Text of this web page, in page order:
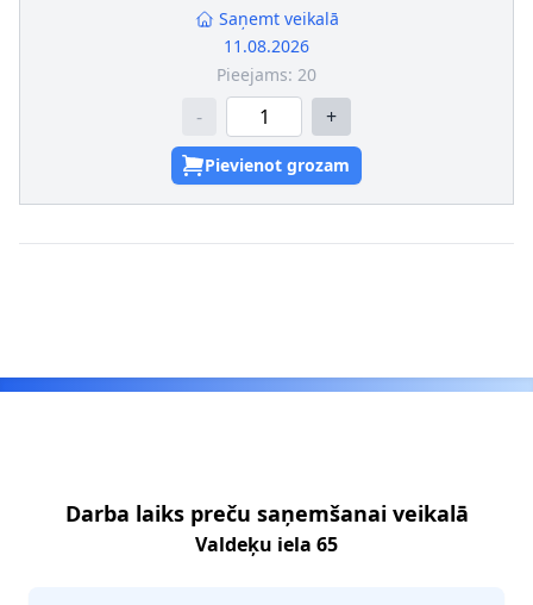
Saņemt veikalā
11.08.2026
Pieejams: 20
- +
Pievienot grozam
Darba laiks preču saņemšanai veikalā
Valdeķu iela 65